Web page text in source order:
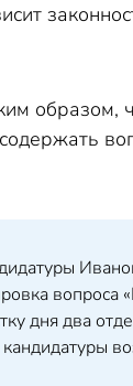
образом,
вопроса
дня два
кандидатуры